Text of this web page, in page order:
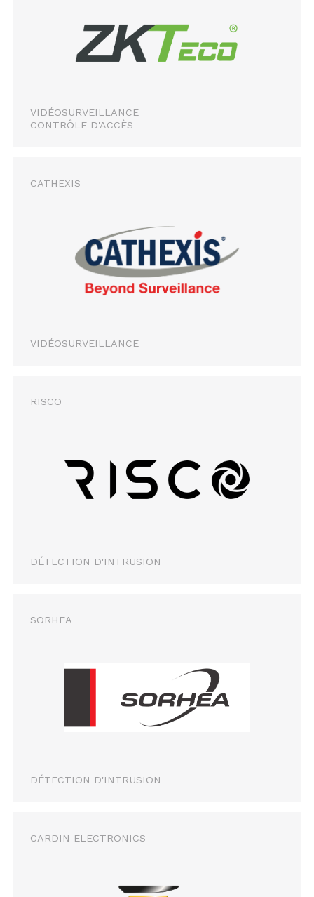
VIDÉOSURVEILLANCE
CONTRÔLE D'ACCÈS
CATHEXIS
VIDÉOSURVEILLANCE
RISCO
DÉTECTION D'INTRUSION
SORHEA
DÉTECTION D'INTRUSION
CARDIN ELECTRONICS